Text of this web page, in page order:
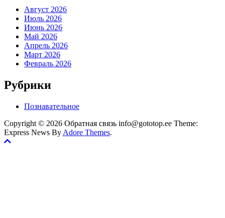
Август 2026
Июль 2026
Июнь 2026
Май 2026
Апрель 2026
Март 2026
Февраль 2026
Рубрики
Познавательное
Copyright © 2026 Обратная связь info@gototop.ee Theme:
Express News By Adore Themes.